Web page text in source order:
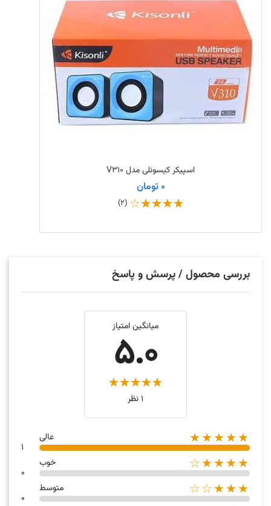
اسپیکر کیسونلی مدل V310
0 تومان
(2)
بررسی محصول / پرسش و پاسخ
میانگین امتیاز
5.0
1 نظر
★★★★★ عالی
1
★★★★☆
خوب
0
★★★☆☆
متوسط
0